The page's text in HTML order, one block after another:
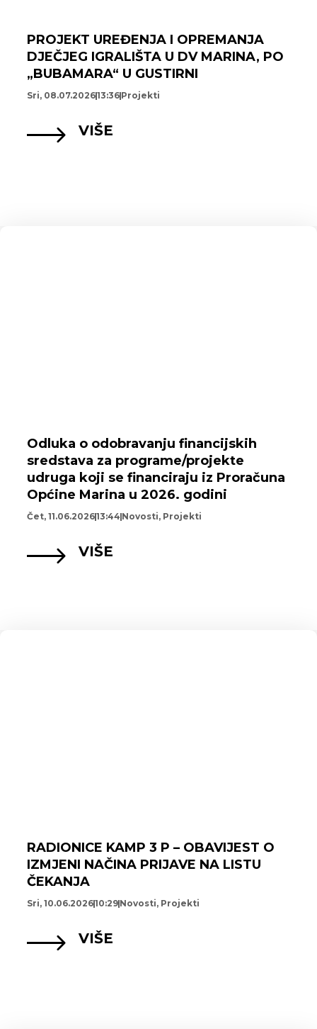
PROJEKT UREĐENJA I OPREMANJA
DJEČJEG IGRALIŠTA U DV MARINA, PO
„BUBAMARA“ U GUSTIRNI
Sri, 08.07.202613:36 Projekti
VIŠE
Odluka o odobravanju financijskih
sredstava za programe/projekte
udruga koji se financiraju iz Proračuna
Općine Marina u 2026. godini
Čet, 11.06.202613:44 Novosti, Projekti
VIŠE
RADIONICE KAMP 3 P – OBAVIJEST O
IZMJENI NAČINA PRIJAVE NA LISTU
ČEKANJA
Sri, 10.06.202610:29 Novosti, Projekti
VIŠE